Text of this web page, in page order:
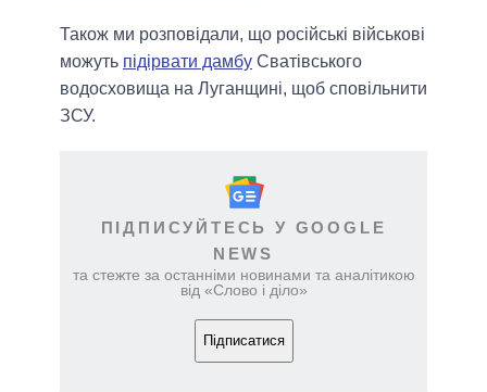
Також ми розповідали, що російські військові
можуть підірвати дамбу Сватівського
водосховища на Луганщині, щоб сповільнити
ЗСУ.
ПІДПИСУЙТЕСЬ У GOOGLE
NEWS
та стежте за останніми новинами та аналітикою
від «Слово і діло»
Підписатися